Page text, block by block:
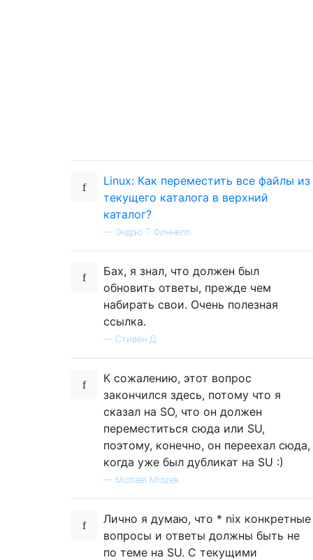
Linux: Как переместить все файлы из
текущего каталога в верхний
каталог?
— Эндрю Т Финнелл
Бах, я знал, что должен был
обновить ответы, прежде чем
набирать свои. Очень полезная
ссылка.
— Стивен Д.
К сожалению, этот вопрос
закончился здесь, потому что я
сказал на SO, что он должен
переместиться сюда или SU,
поэтому, конечно, он переехал сюда,
когда уже был дубликат на SU :)
— Michael Mrozek
Лично я думаю, что * nix конкретные
вопросы и ответы должны быть не
по теме на SU. С текущими